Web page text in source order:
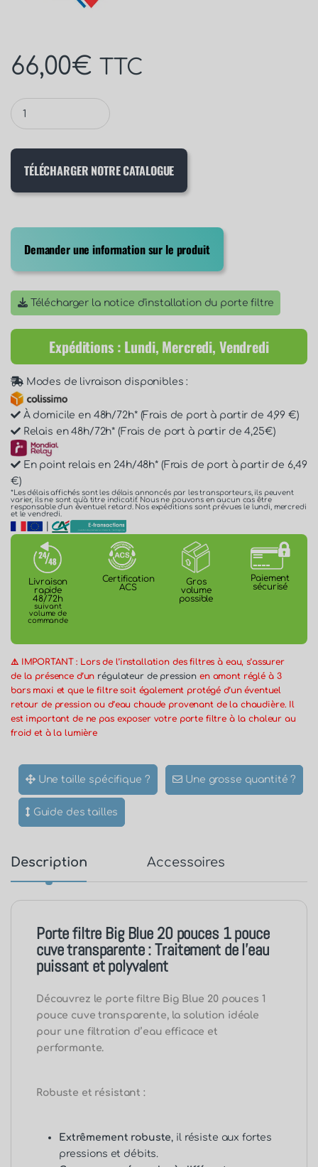
66,00€ TTC
TÉLÉCHARGER NOTRE CATALOGUE
Demander une information sur le produit
Télécharger la notice d'installation du porte filtre
Expéditions : Lundi, Mercredi, Vendredi
Modes de livraison disponibles :
À domicile en 48h/72h* (Frais de port à partir de 4,99 €)
Relais en 48h/72h* (Frais de port à partir de 4,25€)
En point relais en 24h/48h* (Frais de port à partir de 6,49
€)
*Les délais affichés sont les délais annoncés par les transporteurs, ils peuvent
varier, ils ne sont qu'à titre indicatif. Nous ne pouvons en aucun cas être
responsable d'un éventuel retard. Nos expéditions sont prévues le lundi, mercredi
et le vendredi.
Livraison
rapide
48/72h
suivant
volume de
commande
Certification
ACS
Gros
volume
possible
Paiement
sécurisé
⚠️ IMPORTANT : Lors de l’installation des filtres à eau, s’assurer
de la présence d’un régulateur de pression en amont réglé à 3
bars maxi et que le filtre soit également protégé d’un éventuel
retour de pression ou d’eau chaude provenant de la chaudière. Il
est important de ne pas exposer votre porte filtre à la chaleur au
froid et à la lumière
Une taille spécifique ? Une grosse quantité ?
Guide des tailles
Description Accessoires
Porte filtre Big Blue 20 pouces 1 pouce
cuve transparente : Traitement de l’eau
puissant et polyvalent
Découvrez le porte filtre Big Blue 20 pouces 1
pouce cuve transparente, la solution idéale
pour une filtration d’eau efficace et
performante.
Robuste et résistant :
Extrêmement robuste, il résiste aux fortes
pressions et débits.